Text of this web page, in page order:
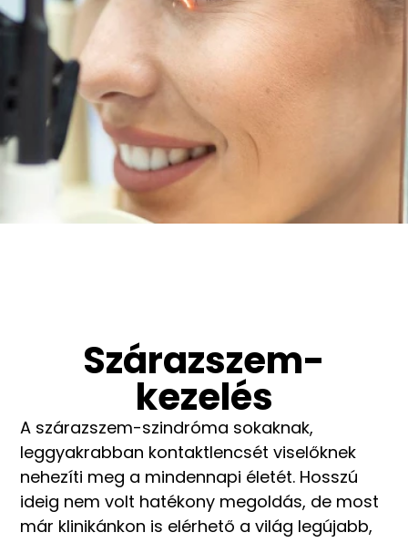
Szárazszem-
kezelés
A szárazszem-szindróma sokaknak,
leggyakrabban kontaktlencsét viselőknek
nehezíti meg a mindennapi életét. Hosszú
ideig nem volt hatékony megoldás, de most
már klinikánkon is elérhető a világ legújabb,